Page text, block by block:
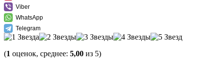
Viber
WhatsApp
Telegram
(1 оценок, среднее: 5,00 из 5)